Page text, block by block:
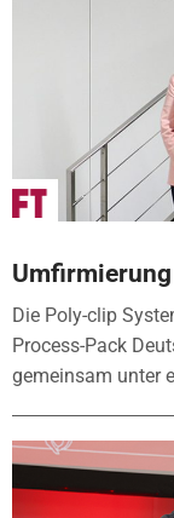
Die Poly-clip
Process-Pack
gemeinsam unter